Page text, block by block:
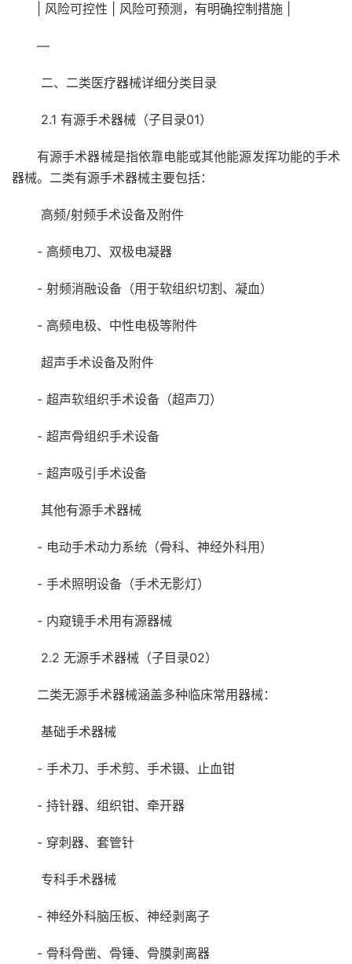
| 风险可控性 | 风险可预测，有明确控制措施 |
—
二、二类医疗器械详细分类目录
2.1 有源手术器械（子目录01）
有源手术器械是指依靠电能或其他能源发挥功能的手术
器械。二类有源手术器械主要包括：
高频/射频手术设备及附件
- 高频电刀、双极电凝器
- 射频消融设备（用于软组织切割、凝血）
- 高频电极、中性电极等附件
超声手术设备及附件
- 超声软组织手术设备（超声刀）
- 超声骨组织手术设备
- 超声吸引手术设备
其他有源手术器械
- 电动手术动力系统（骨科、神经外科用）
- 手术照明设备（手术无影灯）
- 内窥镜手术用有源器械
2.2 无源手术器械（子目录02）
二类无源手术器械涵盖多种临床常用器械：
基础手术器械
- 手术刀、手术剪、手术镊、止血钳
- 持针器、组织钳、牵开器
- 穿刺器、套管针
专科手术器械
- 神经外科脑压板、神经剥离子
- 骨科骨凿、骨锤、骨膜剥离器